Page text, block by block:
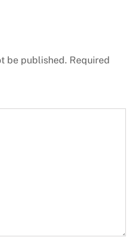
be published. Required